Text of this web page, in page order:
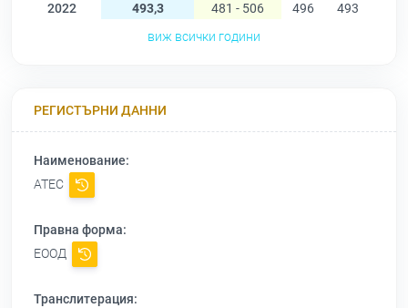
2022
493,3 481 - 506 496 493
виж всички години
РЕГИСТЪРНИ ДАННИ
Наименование:
АТЕС
Правна форма:
ЕООД
Транслитерация: